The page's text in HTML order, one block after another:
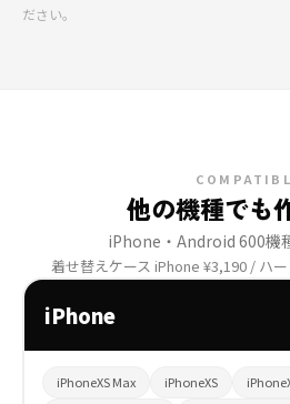
ださい。
他の機種でも
iPhone・Android 600機
着せ替えケース iPhone ¥3,190 / ハ
iPhone
iPhoneXS Max iPhoneXS